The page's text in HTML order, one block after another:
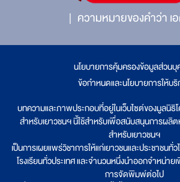
ความหมายของคำว่า เ
นโยบายการคุ้มครองข้อมูลส่วน
ข้อกำหนดและนโยบายการให้บ
บทความและภาพประกอบที่อยู่ในเว็บไซต์ของมูลนิธิ
สำหรับเยาวชนฯ นี้ใช้สำหรับเพื่อสนับสนุนการผลิ
สำหรับเยาวชนฯ
เป็นการเผยแพร่วิชาการให้แก่เยาวชนและประชาชนทั่
โรงเรียนทั่วประเทศ และจำนวนหนึ่งนำออกจำหน่า
การจัดพิมพ์ต่อไป